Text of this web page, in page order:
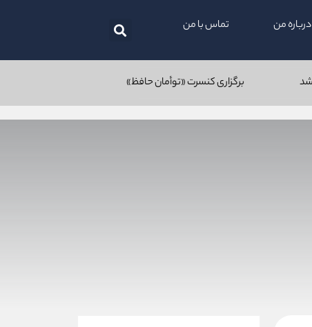
درباره من تماس با من
برگزاری کنسرت «توأمان حافظ» با اجرای رشید کاکاوند و برادران علم